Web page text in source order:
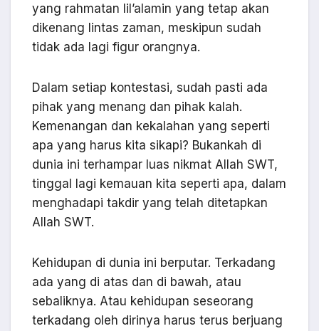
yang rahmatan lil’alamin yang tetap akan
dikenang lintas zaman, meskipun sudah
tidak ada lagi figur orangnya.
Dalam setiap kontestasi, sudah pasti ada
pihak yang menang dan pihak kalah.
Kemenangan dan kekalahan yang seperti
apa yang harus kita sikapi? Bukankah di
dunia ini terhampar luas nikmat Allah SWT,
tinggal lagi kemauan kita seperti apa, dalam
menghadapi takdir yang telah ditetapkan
Allah SWT.
Kehidupan di dunia ini berputar. Terkadang
ada yang di atas dan di bawah, atau
sebaliknya. Atau kehidupan seseorang
terkadang oleh dirinya harus terus berjuang